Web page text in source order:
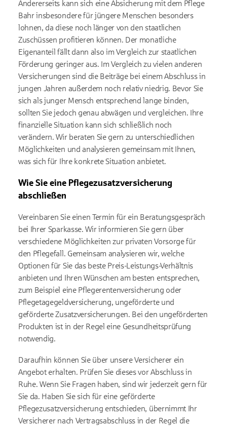
Andererseits kann sich eine Absicherung mit dem Pflege
Bahr insbesondere für jüngere Menschen besonders
lohnen, da diese noch länger von den staatlichen
Zuschüssen profitieren können. Der monatliche
Eigenanteil fällt dann also im Vergleich zur staatlichen
Förderung geringer aus. Im Vergleich zu vielen anderen
Versicherungen sind die Beiträge bei einem Abschluss in
jungen Jahren außerdem noch relativ niedrig. Bevor Sie
sich als junger Mensch entsprechend lange binden,
sollten Sie jedoch genau abwägen und vergleichen. Ihre
finanzielle Situation kann sich schließlich noch
verändern. Wir beraten Sie gern zu unterschiedlichen
Möglichkeiten und analysieren gemeinsam mit Ihnen,
was sich für Ihre konkrete Situation anbietet.
Wie Sie eine Pflegezusatzversicherung
abschließen
Vereinbaren Sie einen Termin für ein Beratungsgespräch
bei Ihrer Sparkasse. Wir informieren Sie gern über
verschiedene Möglichkeiten zur privaten Vorsorge für
den Pflegefall. Gemeinsam analysieren wir, welche
Optionen für Sie das beste Preis-Leistungs-Verhältnis
anbieten und Ihren Wünschen am besten entsprechen,
zum Beispiel eine Pflegerentenversicherung oder
Pflegetagegeldversicherung, ungeförderte und
geförderte Zusatzversicherungen. Bei den ungeförderten
Produkten ist in der Regel eine Gesundheitsprüfung
notwendig.
Daraufhin können Sie über unsere Versicherer ein
Angebot erhalten. Prüfen Sie dieses vor Abschluss in
Ruhe. Wenn Sie Fragen haben, sind wir jederzeit gern für
Sie da. Haben Sie sich für eine geförderte
Pflegezusatzversicherung entschieden, übernimmt Ihr
Versicherer nach Vertragsabschluss in der Regel die